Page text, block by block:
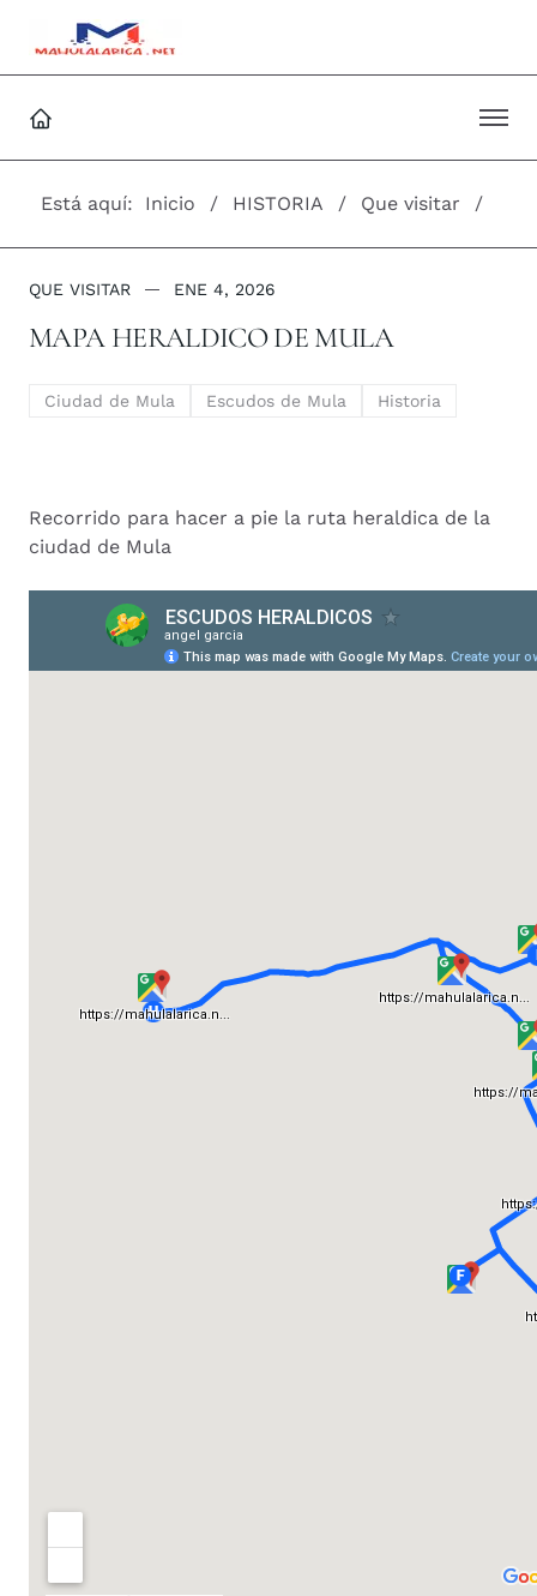
Está aquí: Inicio HISTORIA Que visitar
QUE VISITAR ENE 4, 2026
MAPA HERALDICO DE MULA
Ciudad de Mula Escudos de Mula Historia
Recorrido para hacer a pie la ruta heraldica de la
ciudad de Mula